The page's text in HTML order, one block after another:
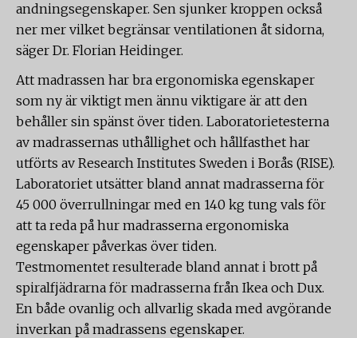
andningsegenskaper. Sen sjunker kroppen också
ner mer vilket begränsar ventilationen åt sidorna,
säger Dr. Florian Heidinger.
Att madrassen har bra ergonomiska egenskaper
som ny är viktigt men ännu viktigare är att den
behåller sin spänst över tiden. Laboratorietesterna
av madrassernas uthållighet och hållfasthet har
utförts av Research Institutes Sweden i Borås (RISE).
Laboratoriet utsätter bland annat madrasserna för
45 000 överrullningar med en 140 kg tung vals för
att ta reda på hur madrasserna ergonomiska
egenskaper påverkas över tiden.
Testmomentet resulterade bland annat i brott på
spiralfjädrarna för madrasserna från Ikea och Dux.
En både ovanlig och allvarlig skada med avgörande
inverkan på madrassens egenskaper.